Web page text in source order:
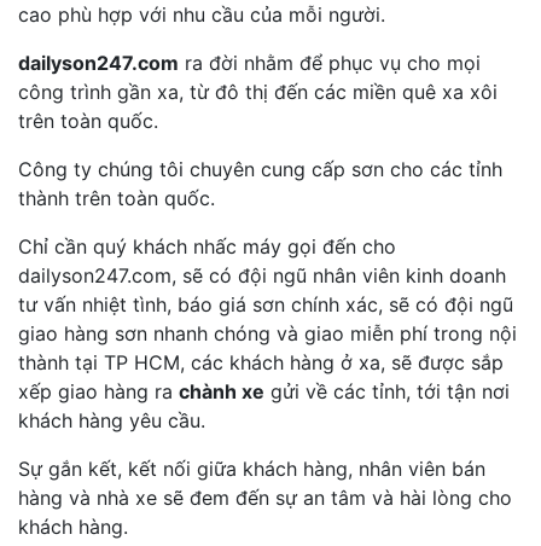
cao phù hợp với nhu cầu của mỗi người.
dailyson247.com ra đời nhằm để phục vụ cho mọi
công trình gần xa, từ đô thị đến các miền quê xa xôi
trên toàn quốc.
Công ty chúng tôi chuyên cung cấp sơn cho các tỉnh
thành trên toàn quốc.
Chỉ cần quý khách nhấc máy gọi đến cho
dailyson247.com, sẽ có đội ngũ nhân viên kinh doanh
tư vấn nhiệt tình, báo giá sơn chính xác, sẽ có đội ngũ
giao hàng sơn nhanh chóng và giao miễn phí trong nội
thành tại TP HCM, các khách hàng ở xa, sẽ được sắp
xếp giao hàng ra chành xe gửi về các tỉnh, tới tận nơi
khách hàng yêu cầu.
Sự gắn kết, kết nối giữa khách hàng, nhân viên bán
hàng và nhà xe sẽ đem đến sự an tâm và hài lòng cho
khách hàng.